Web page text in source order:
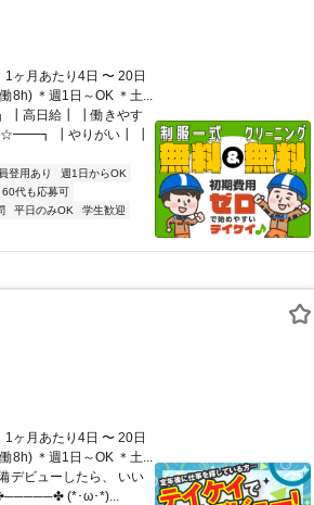
ヶ月あたり4日 〜 20日
8h) ＊週1日～OK ＊土...
高日給┃ ┃働きやす
┃やりがい┃ ┃
登用あり
週1日からOK
60代も応募可
平日のみOK
学生歓迎
ヶ月あたり4日 〜 20日
8h) ＊週1日～OK ＊土...
ビューしたら、 いい
(*･ω･*)...